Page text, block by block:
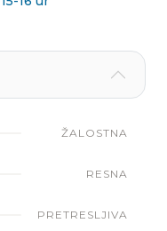
ŽALOSTNA
RESNA
PRETRESLJIVA